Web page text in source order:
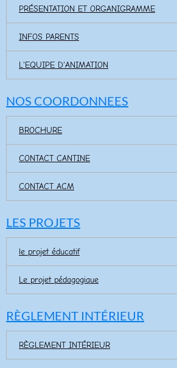
PRÉSENTATION ET ORGANIGRAMME
INFOS PARENTS
L'EQUIPE D'ANIMATION
NOS COORDONNEES
BROCHURE
CONTACT CANTINE
CONTACT ACM
LES PROJETS
le projet éducatif
Le projet pédagogique
RÈGLEMENT INTÉRIEUR
RÈGLEMENT INTÉRIEUR